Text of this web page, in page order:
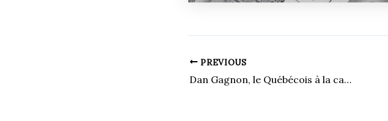
PREVIOUS
Dan Gagnon, le Québécois à la carrière belge